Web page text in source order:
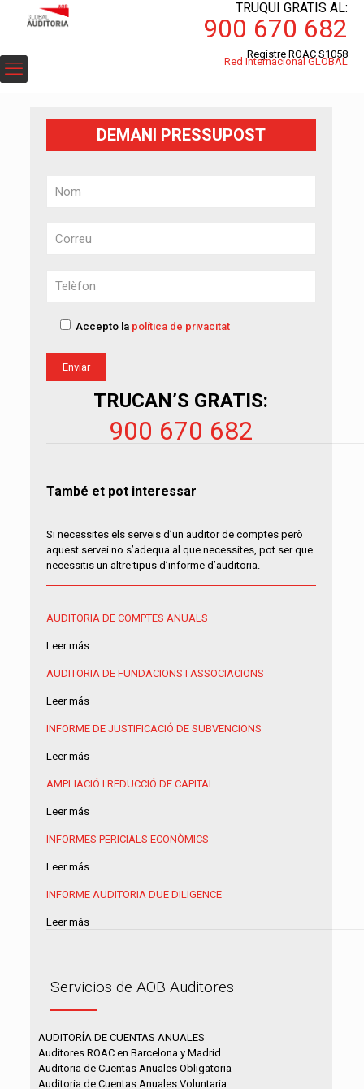
TRUQUI GRATIS AL:
900 670 682
Registre ROAC S1058
Red Internacional GLOBAL
DEMANI PRESSUPOST
Accepto la política de privacitat
TRUCAN’S GRATIS:
900 670 682
També et pot interessar
Si necessites els serveis d’un auditor de comptes però
aquest servei no s’adequa al que necessites, pot ser que
necessitis un altre tipus d’informe d’auditoria.
AUDITORIA DE COMPTES ANUALS
Leer más
AUDITORIA DE FUNDACIONS I ASSOCIACIONS
Leer más
INFORME DE JUSTIFICACIÓ DE SUBVENCIONS
Leer más
AMPLIACIÓ I REDUCCIÓ DE CAPITAL
Leer más
INFORMES PERICIALS ECONÒMICS
Leer más
INFORME AUDITORIA DUE DILIGENCE
Leer más
Servicios de AOB Auditores
AUDITORÍA DE CUENTAS ANUALES
Auditores ROAC en Barcelona y Madrid
Auditoria de Cuentas Anuales Obligatoria
Auditoria de Cuentas Anuales Voluntaria